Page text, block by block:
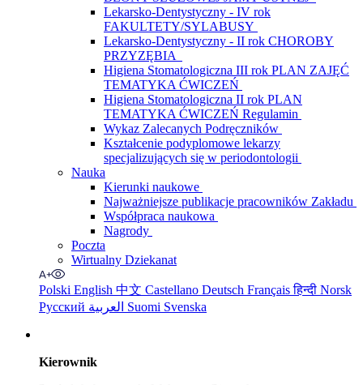
Lekarsko-Dentystyczny - IV rok
FAKULTETY/SYLABUSY
Lekarsko-Dentystyczny - II rok CHOROBY
PRZYZĘBIA
Higiena Stomatologiczna III rok PLAN ZAJĘĆ
TEMATYKA ĆWICZEŃ
Higiena Stomatologiczna II rok PLAN
TEMATYKA ĆWICZEŃ Regulamin
Wykaz Zalecanych Podręczników
Kształcenie podyplomowe lekarzy
specjalizujących się w periodontologii
Nauka
Kierunki naukowe
Najważniejsze publikacje pracowników Zakładu
Współpraca naukowa
Nagrody
Poczta
Wirtualny Dziekanat
Polski English 中文 Castellano Deutsch Françaisहिन्दी Norsk
Русский
Suomi Svenska
Kierownik